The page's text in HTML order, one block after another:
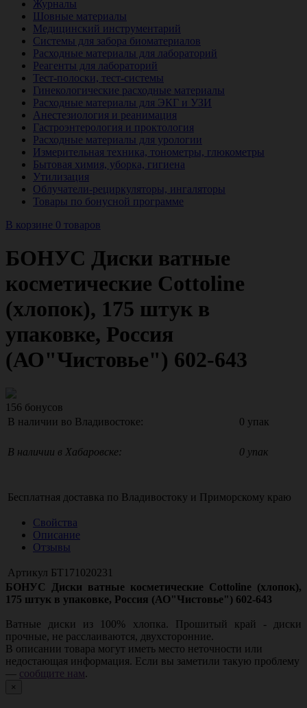
Журналы
Шовные материалы
Медицинский инструментарий
Системы для забора биоматериалов
Расходные материалы для лабораторий
Реагенты для лабораторий
Тест-полоски, тест-системы
Гинекологические расходные материалы
Расходные материалы для ЭКГ и УЗИ
Анестезиология и реанимация
Гастроэнтерология и проктология
Расходные материалы для урологии
Измерительная техника, тонометры, глюкометры
Бытовая химия, уборка, гигиена
Утилизация
Облучатели-рециркуляторы, ингаляторы
Товары по бонусной программе
В корзине 0 товаров
БОНУС Диски ватные
косметические Cottoline
(хлопок), 175 штук в
упаковке, Россия
(АО"Чистовье") 602-643
156 бонусов
В наличии во Владивостоке:
0 упак
В наличии в Хабаровске: 0 упак
Бесплатная доставка по Владивостоку и Приморскому краю
Свойства
Описание
Отзывы
Артикул БТ171020231
БОНУС Диски ватные косметические Cottoline (хлопок),
175 штук в упаковке, Россия (АО"Чистовье") 602-643
Ватные диски из 100% хлопка. Прошитый край - диски
прочные, не расслаиваются, двухсторонние.
В описании товара могут иметь место неточности или
недостающая информация. Если вы заметили такую проблему
— сообщите нам.
×